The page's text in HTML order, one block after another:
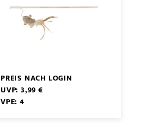
PREIS NACH LOGIN
UVP: 3,99 €
VPE: 4